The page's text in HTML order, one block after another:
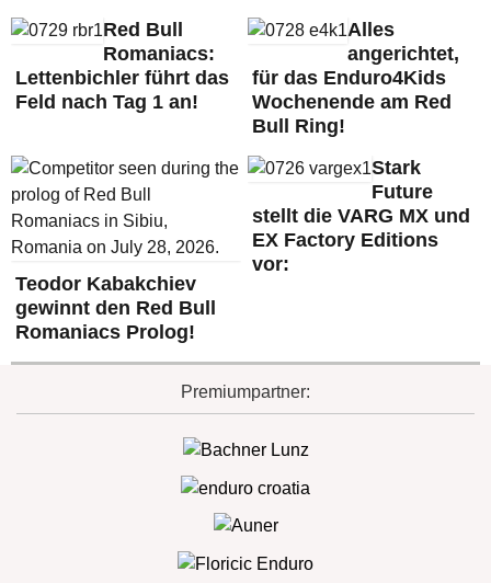
Red Bull
Romaniacs:
Lettenbichler führt das
Feld nach Tag 1 an!
Alles
angerichtet,
für das Enduro4Kids
Wochenende am Red
Bull Ring!
Teodor Kabakchiev
gewinnt den Red Bull
Romaniacs Prolog!
Stark
Future
stellt die VARG MX und
EX Factory Editions
vor:
Premiumpartner: